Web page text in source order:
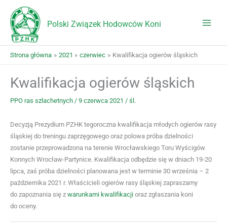
treści
Polski Związek Hodowców Koni
Strona główna 2021 czerwiec Kwalifikacja ogierów śląskich
Kwalifikacja ogierów śląskich
PPO ras szlachetnych / 9 czerwca 2021 / śl.
Decyzją Prezydium PZHK tegoroczna kwalifikacja młodych ogierów rasy
śląskiej do treningu zaprzęgowego oraz polowa próba dzielności
zostanie przeprowadzona na terenie Wrocławskiego Toru Wyścigów
Konnych Wrocław-Partynice. Kwalifikacja odbędzie się w dniach 19-20
lipca, zaś próba dzielności planowana jest w terminie 30 września – 2
października 2021 r. Właścicieli ogierów rasy śląskiej zapraszamy
do zapoznania się z warunkami kwalifikacji oraz zgłaszania koni
do oceny.